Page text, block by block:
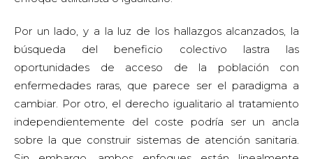
Por un lado, y a la luz de los hallazgos alcanzados, la
búsqueda del beneficio colectivo lastra las
oportunidades de acceso de la población con
enfermedades raras, que parece ser el paradigma a
cambiar. Por otro, el derecho igualitario al tratamiento
independientemente del coste podría ser un ancla
sobre la que construir sistemas de atención sanitaria.